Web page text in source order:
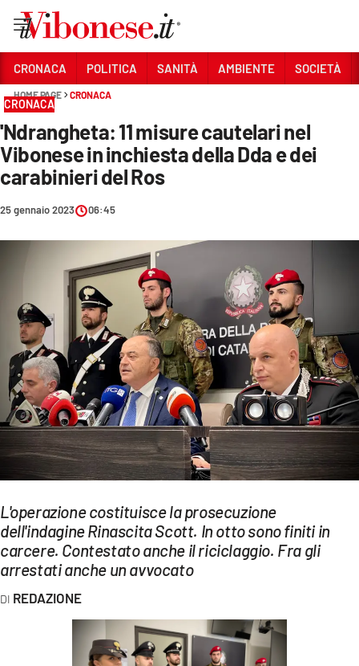
Sezioni
CRONACA
POLITICA
CULTURA
ECONOMIA E LAVORO
EVENTI
SPORT
Streaming
LAC TV
LAC NETWORK
LAC ONAIR
LaC
Network
CRONACA POLITICA SANITÀ AMBIENTE SOCIETÀ
HOME PAGE CRONACA
CRONACA
'Ndrangheta: 11 misure cautelari nel
Vibonese in inchiesta della Dda e dei
carabinieri del Ros
25 gennaio 2023 06:45
L'operazione costituisce la prosecuzione
dell'indagine Rinascita Scott. In otto sono finiti in
carcere. Contestato anche il riciclaggio. Fra gli
arrestati anche un avvocato
REDAZIONE